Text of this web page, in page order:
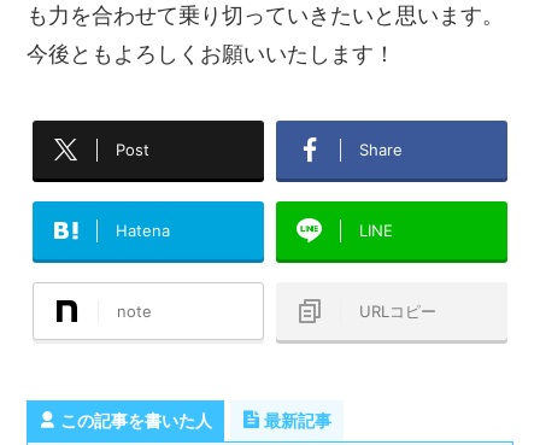
も力を合わせて乗り切っていきたいと思います。
今後ともよろしくお願いいたします！
Post Share
Hatena LINE
note URLコピー
この記事を書いた人 最新記事